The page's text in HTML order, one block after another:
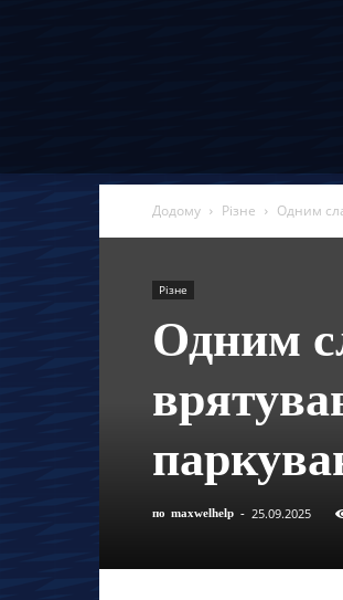
Додому Різне Одним
Різне
Одним
по maxwelhelp - 25.09.2025